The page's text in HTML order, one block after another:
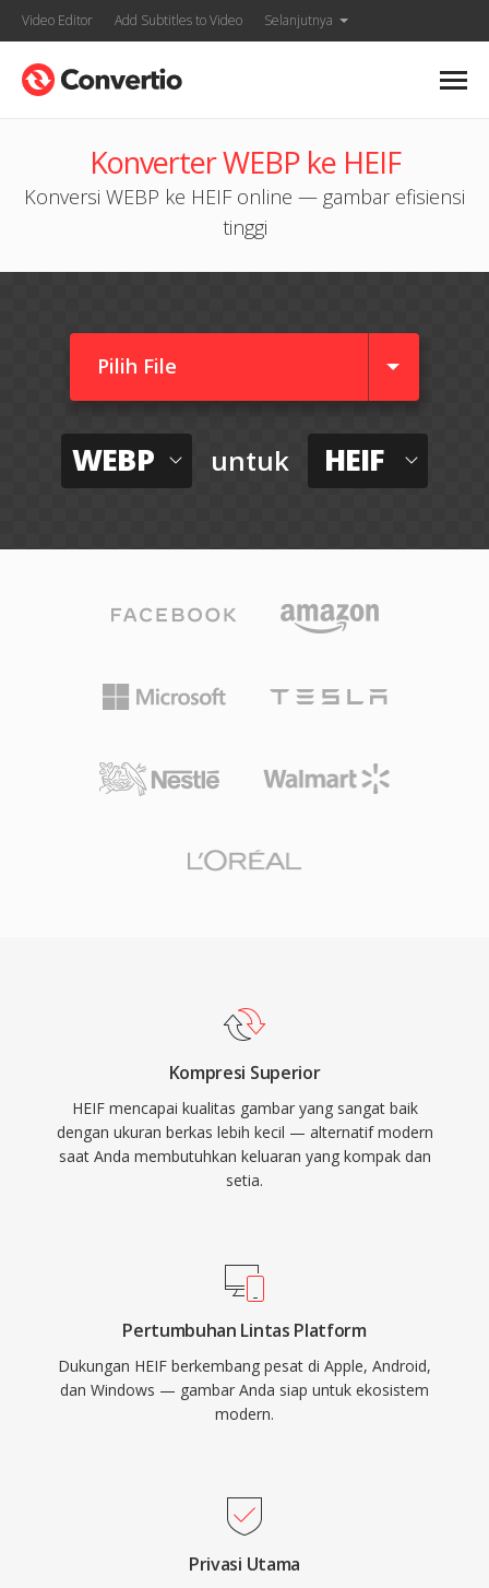
Video Editor Add Subtitles to Video Selanjutnya
Konverter WEBP ke HEIF
Konversi WEBP ke HEIF online — gambar efisiensi
tinggi
Pilih File
WEBP untuk HEIF
Kompresi Superior
HEIF mencapai kualitas gambar yang sangat baik
dengan ukuran berkas lebih kecil — alternatif modern
saat Anda membutuhkan keluaran yang kompak dan
setia.
Pertumbuhan Lintas Platform
Dukungan HEIF berkembang pesat di Apple, Android,
dan Windows — gambar Anda siap untuk ekosistem
modern.
Privasi Utama